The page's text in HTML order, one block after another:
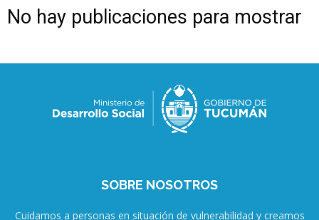
No hay publicaciones para mostrar
SOBRE NOSOTROS
Cuidamos a personas en situación de vulnerabilidad y creamos